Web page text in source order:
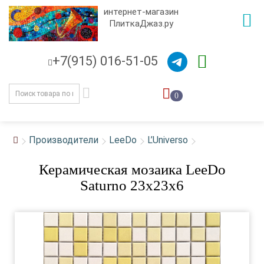
интернет-магазин
ПлиткаДжаз.ру
+7(915) 016-51-05
0
Производители LeeDo L’Universo
Керамическая мозаика LeeDo
Saturno 23x23x6